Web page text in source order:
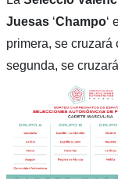
Juesas‘Champo‘
primera, se
segunda, se